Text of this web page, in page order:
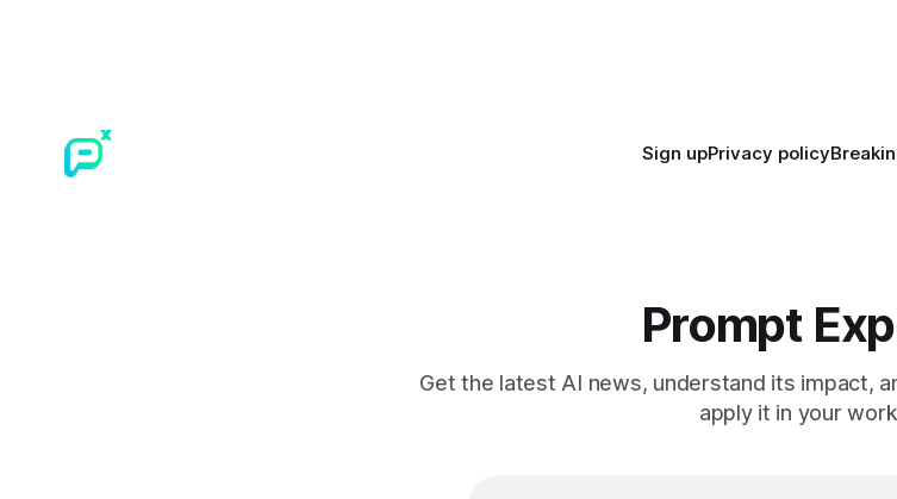
Sign upPrivacy policy
Prompt
Get the latest AI news, understand its impact,
apply it in your